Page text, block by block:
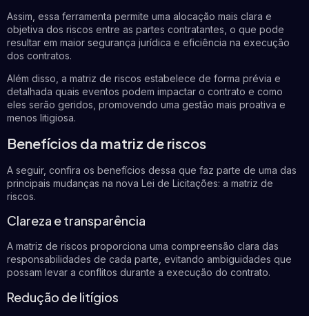
Assim, essa ferramenta permite uma alocação mais clara e
objetiva dos riscos entre as partes contratantes, o que pode
resultar em maior segurança jurídica e eficiência na execução
dos contratos.
Além disso, a matriz de riscos estabelece de forma prévia e
detalhada quais eventos podem impactar o contrato e como
eles serão geridos, promovendo uma gestão mais proativa e
menos litigiosa.
Benefícios da matriz de riscos
A seguir, confira os benefícios dessa que faz parte de uma das
principais mudanças na nova Lei de Licitações: a matriz de
riscos.
Clareza e transparência
A matriz de riscos proporciona uma compreensão clara das
responsabilidades de cada parte, evitando ambiguidades que
possam levar a conflitos durante a execução do contrato.
Redução de litígios